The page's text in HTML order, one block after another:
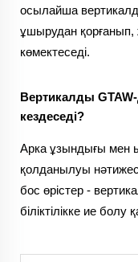
осылайша
ұшырудан
көмектеседі.
Вертикалды
кездеседі?
Арка ұзындығы мен
қолданылуы
бос өрістер -
біліктілікке ие болу